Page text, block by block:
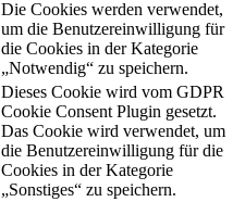
Die Cookies werden verwendet,
um die Benutzereinwilligung für
die Cookies in der Kategorie
„Notwendig“ zu speichern.
Dieses Cookie wird vom GDPR
Cookie Consent Plugin gesetzt.
Das Cookie wird verwendet, um
die Benutzereinwilligung für die
Cookies in der Kategorie
„Sonstiges“ zu speichern.